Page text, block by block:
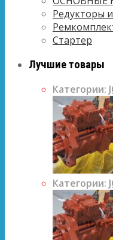
Редукторы
Стартер
Лучшие товары
Категории:
Категории: